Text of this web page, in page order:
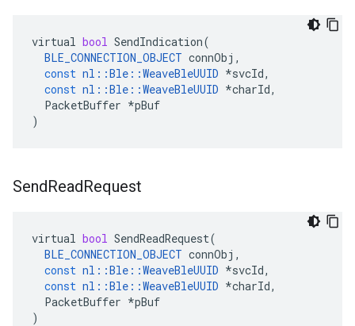
virtual bool SendIndication(
BLE_CONNECTION_OBJECT connObj ,
const nl ::Ble ::WeaveBleUUID *svcId,
const nl ::Ble ::WeaveBleUUID *charId,
PacketBuffer *pBuf
)
SendReadRequest
virtual bool SendReadRequest(
BLE_CONNECTION_OBJECT connObj ,
const nl ::Ble ::WeaveBleUUID *svcId,
const nl ::Ble ::WeaveBleUUID *charId,
PacketBuffer *pBuf
)